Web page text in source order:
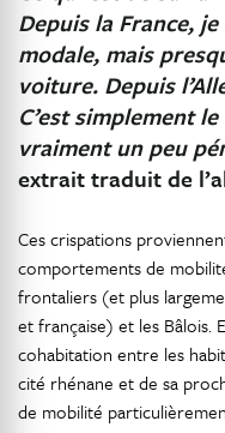
Depuis la France,
modale, mais
voiture. Depuis
C’est simplement
vraiment un peu
extrait traduit de
Ces crispations
comportements de
frontaliers (et plus
et française) et les Bâlois.
cohabitation entre les
cité rhénane et de sa
de mobilité